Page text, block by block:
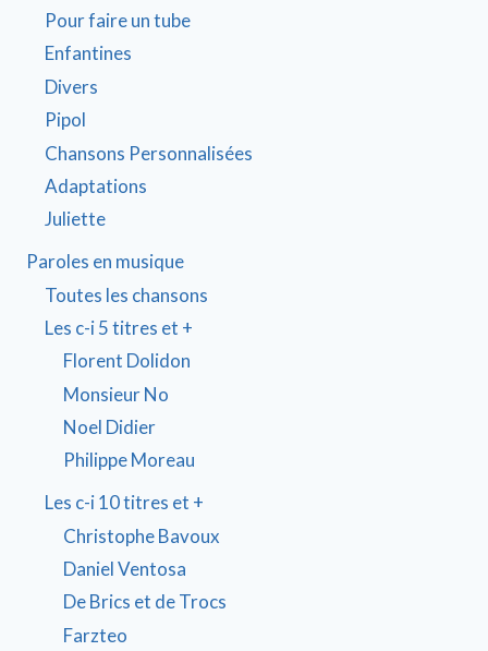
Pour faire un tube
Enfantines
Divers
Pipol
Chansons Personnalisées
Adaptations
Juliette
Paroles en musique
Toutes les chansons
Les c-i 5 titres et +
Florent Dolidon
Monsieur No
Noel Didier
Philippe Moreau
Les c-i 10 titres et +
Christophe Bavoux
Daniel Ventosa
De Brics et de Trocs
Farzteo